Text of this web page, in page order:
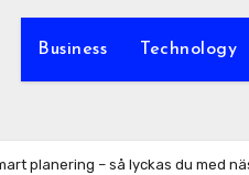
Business Technology
planering – så lyckas du med